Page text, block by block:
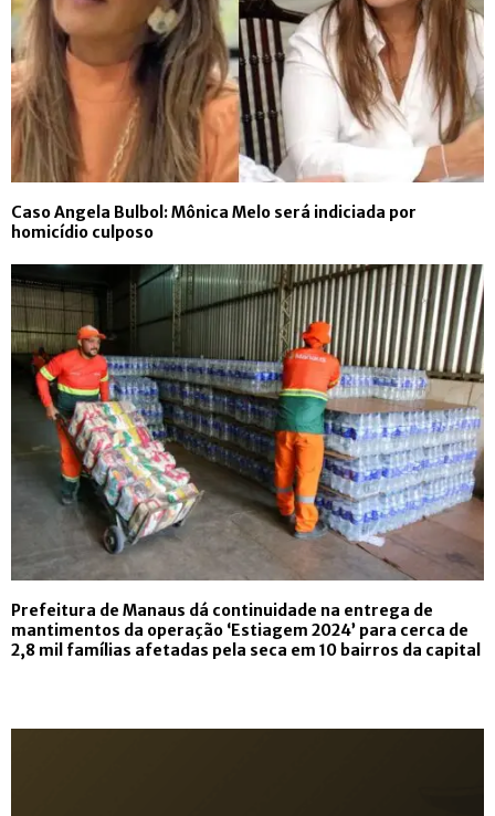
Caso Angela Bulbol: Mônica Melo será indiciada por
homicídio culposo
Prefeitura de Manaus dá continuidade na entrega de
mantimentos da operação ‘Estiagem 2024’ para cerca de
2,8 mil famílias afetadas pela seca em 10 bairros da capital